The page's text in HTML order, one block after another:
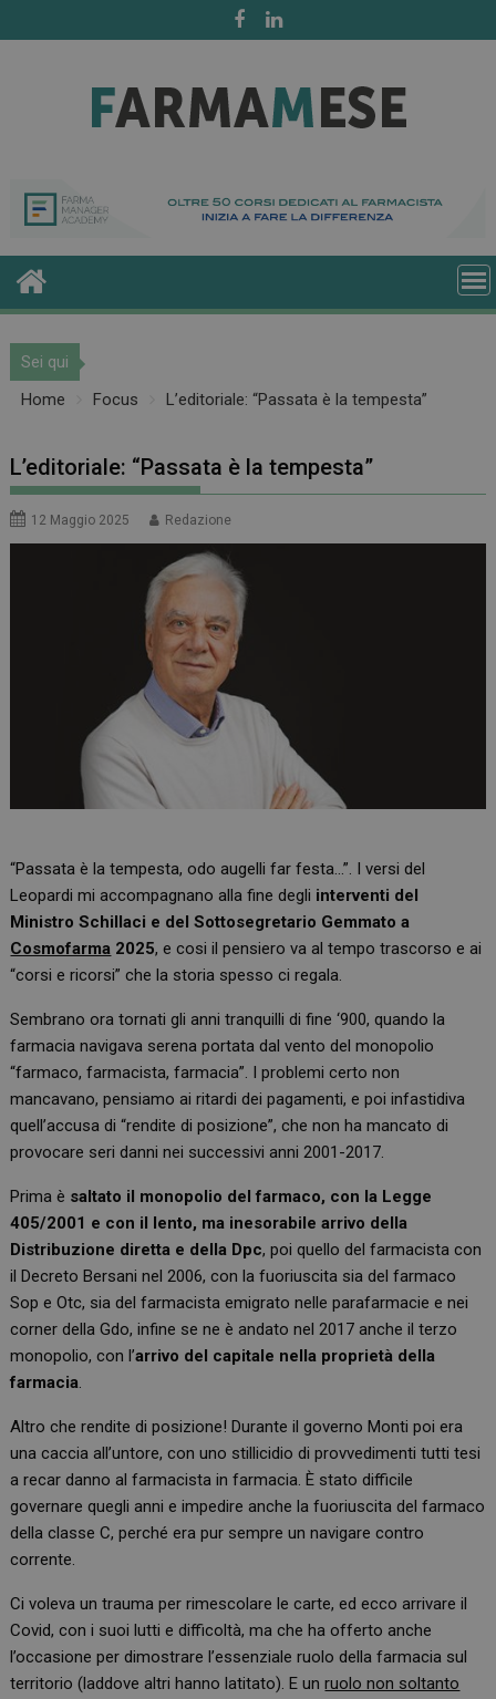
to
Sei qui
Home
Focus L’editoriale: “Passata è la tempesta”
L’editoriale: “Passata è la tempesta”
12 Maggio 2025 Redazione
“Passata è la tempesta, odo augelli far festa…”. I versi del
Leopardi mi accompagnano alla fine degli interventi del
Ministro Schillaci e del Sottosegretario Gemmato a
Cosmofarma 2025, e cosi il pensiero va al tempo trascorso e ai
“corsi e ricorsi” che la storia spesso ci regala.
Sembrano ora tornati gli anni tranquilli di fine ‘900, quando la
farmacia navigava serena portata dal vento del monopolio
“farmaco, farmacista, farmacia”. I problemi certo non
mancavano, pensiamo ai ritardi dei pagamenti, e poi infastidiva
quell’accusa di “rendite di posizione”, che non ha mancato di
provocare seri danni nei successivi anni 2001-2017.
Prima è saltato il monopolio del farmaco, con la Legge
405/2001 e con il lento, ma inesorabile arrivo della
Distribuzione diretta e della Dpc, poi quello del farmacista con
il Decreto Bersani nel 2006, con la fuoriuscita sia del farmaco
Sop e Otc, sia del farmacista emigrato nelle parafarmacie e nei
corner della Gdo, infine se ne è andato nel 2017 anche il terzo
monopolio, con l’arrivo del capitale nella proprietà della
farmacia.
Altro che rendite di posizione! Durante il governo Monti poi era
una caccia all’untore, con uno stillicidio di provvedimenti tutti tesi
a recar danno al farmacista in farmacia. È stato difficile
governare quegli anni e impedire anche la fuoriuscita del farmaco
della classe C, perché era pur sempre un navigare contro
corrente.
Ci voleva un trauma per rimescolare le carte, ed ecco arrivare il
Covid, con i suoi lutti e difficoltà, ma che ha offerto anche
l’occasione per dimostrare l’essenziale ruolo della farmacia sul
territorio (laddove altri hanno latitato). E unruolo non soltanto